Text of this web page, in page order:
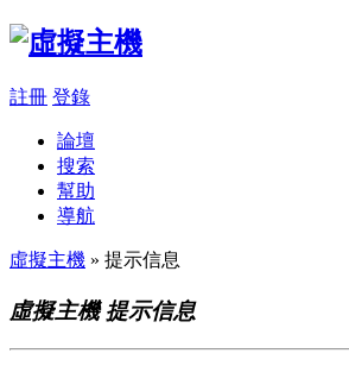
註冊 登錄
論壇
搜索
幫助
導航
虛擬主機 » 提示信息
虛擬主機 提示信息